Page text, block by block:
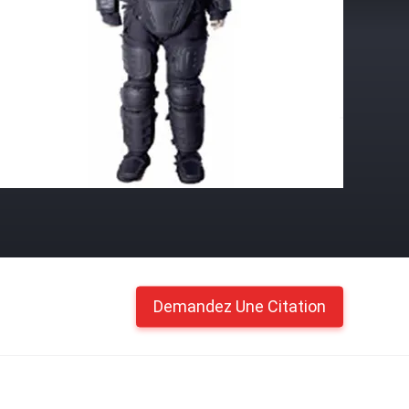
Demandez Une Citation